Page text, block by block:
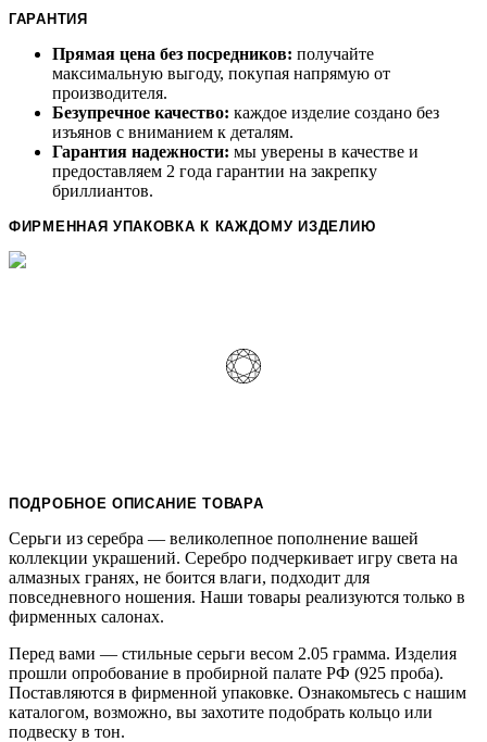
ГАРАНТИЯ
Прямая цена без посредников: получайте
максимальную выгоду, покупая напрямую от
производителя.
Безупречное качество: каждое изделие создано без
изъянов с вниманием к деталям.
Гарантия надежности: мы уверены в качестве и
предоставляем 2 года гарантии на закрепку
бриллиантов.
ФИРМЕННАЯ УПАКОВКА К КАЖДОМУ ИЗДЕЛИЮ
ПОДРОБНОЕ ОПИСАНИЕ ТОВАРА
Серьги из серебра — великолепное пополнение вашей
коллекции украшений. Серебро подчеркивает игру света на
алмазных гранях, не боится влаги, подходит для
повседневного ношения. Наши товары реализуются только в
фирменных салонах.
Перед вами — стильные серьги весом 2.05 грамма. Изделия
прошли опробование в пробирной палате РФ (925 проба).
Поставляются в фирменной упаковке. Ознакомьтесь с нашим
каталогом, возможно, вы захотите подобрать кольцо или
подвеску в тон.